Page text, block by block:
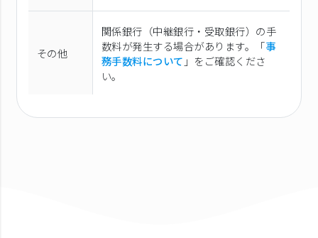
その他
関係銀行（中継銀行・受取銀行）の手
数料が発生する場合があります。「事
務手数料について 」をご確認くださ
い。